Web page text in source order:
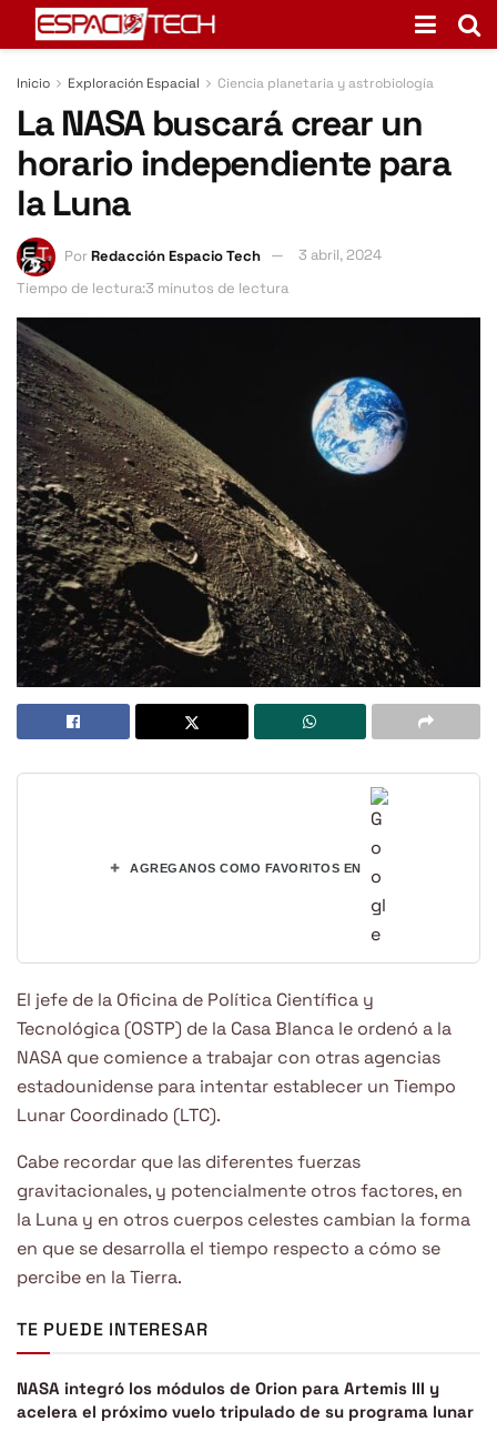
Inicio Exploración Espacial Ciencia planetaria y astrobiología
La NASA buscará crear un
horario independiente para
la Luna
PorRedacción Espacio Tech
3 abril, 2024
Tiempo de lectura:3 minutos de lectura
+ AGREGANOS COMO FAVORITOS EN
El jefe de la Oficina de Política Científica y
Tecnológica (OSTP) de la Casa Blanca le ordenó a la
NASA que comience a trabajar con otras agencias
estadounidense para intentar establecer un Tiempo
Lunar Coordinado (LTC).
Cabe recordar que las diferentes fuerzas
gravitacionales, y potencialmente otros factores, en
la Luna y en otros cuerpos celestes cambian la forma
en que se desarrolla el tiempo respecto a cómo se
percibe en la Tierra.
TE PUEDE INTERESAR
NASA integró los módulos de Orion para Artemis III y
acelera el próximo vuelo tripulado de su programa lunar